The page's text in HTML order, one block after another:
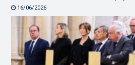
16/06/2026